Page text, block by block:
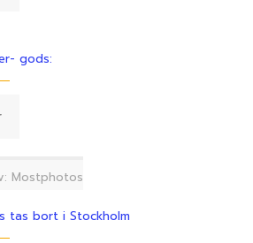
gods:
Mostphotos
tas bort i Stockholm